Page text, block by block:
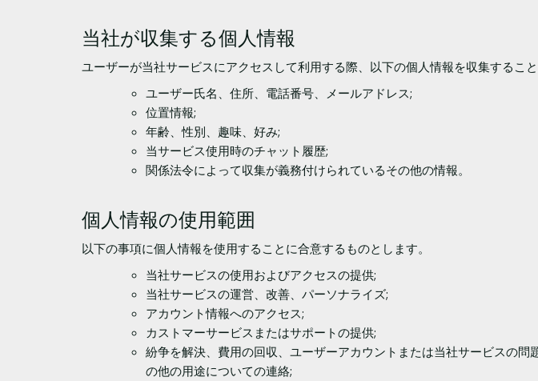
当社が収集する個人情報
ユーザーが当社サービスにアクセスして利用する際、以下の個人情報を収集すること
ユーザー氏名、住所、電話番号、メールアドレス;
位置情報;
年齢、性別、趣味、好み;
当サービス使用時のチャット履歴;
関係法令によって収集が義務付けられているその他の情報。
個人情報の使用範囲
以下の事項に個人情報を使用することに合意するものとします。
当社サービスの使用およびアクセスの提供;
当社サービスの運営、改善、パーソナライズ;
アカウント情報へのアクセス;
カストマーサービスまたはサポートの提供;
紛争を解決、費用の回収、ユーザーアカウントまたは当社サービスの
の他の用途についての連絡;